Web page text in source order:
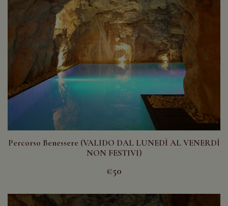
Percorso Benessere (VALIDO DAL LUNEDÌ AL VENERDÌ
NON FESTIVI)
€50